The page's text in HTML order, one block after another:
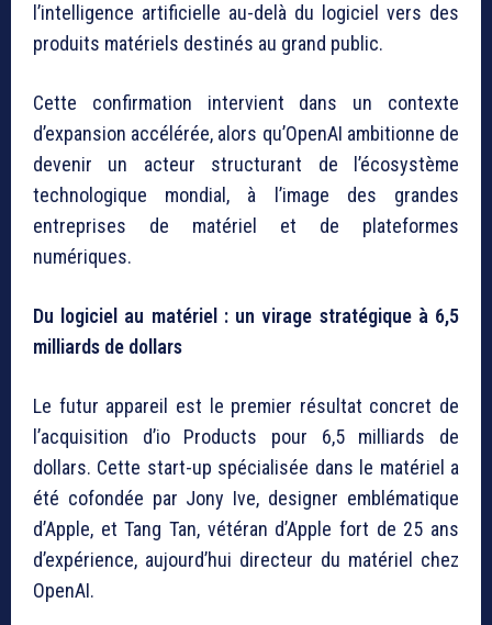
l’intelligence artificielle au-delà du logiciel vers des
produits matériels destinés au grand public.
Cette confirmation intervient dans un contexte
d’expansion accélérée, alors qu’OpenAI ambitionne de
devenir un acteur structurant de l’écosystème
technologique mondial, à l’image des grandes
entreprises de matériel et de plateformes
numériques.
Du logiciel au matériel : un virage stratégique à 6,5
milliards de dollars
Le futur appareil est le premier résultat concret de
l’acquisition d’io Products pour 6,5 milliards de
dollars. Cette start-up spécialisée dans le matériel a
été cofondée par Jony Ive, designer emblématique
d’Apple, et Tang Tan, vétéran d’Apple fort de 25 ans
d’expérience, aujourd’hui directeur du matériel chez
OpenAI.